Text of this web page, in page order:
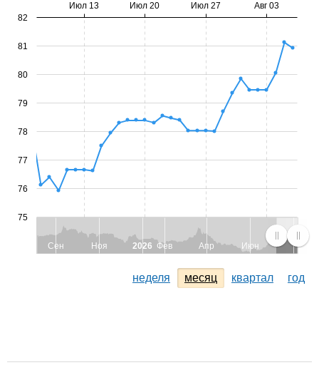
Сен Ноя 2026 Фев Апр Июн
Июл 13 Июл 20 Июл 27 Авг 03
75
76
77
78
79
80
81
82
неделя месяц квартал год